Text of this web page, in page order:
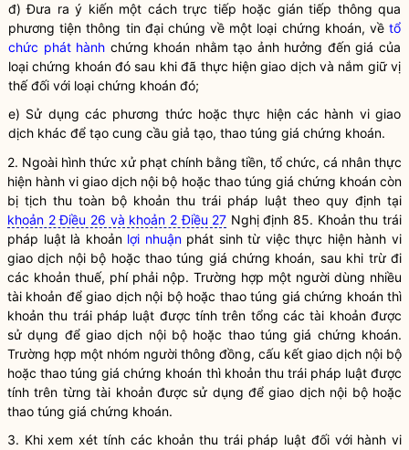
đ) Đưa ra ý kiến một cách trực tiếp hoặc gián tiếp thông qua
phương tiện thông tin đại chúng về một loại chứng khoán, vềtổ
chức phát hành chứng khoán nhằm tạo ảnh hưởng đến giá của
loạichứng khoánđó sau khi đã thực hiện giao dịch và nắm giữ vị
thế đối với loại chứng khoán đó;
e) Sử dụng các phương thức hoặc thực hiện các hành vi giao
dịch khác để tạo cung cầu giả tạo, thao túng giá chứng khoán.
2. Ngoài hình thức xử phạt chính bằng tiền, tổ chức, cá nhân thực
hiện hành vi giao dịch nội bộ hoặc thao túng giá chứng khoáncòn
bị tịch thu toàn bộ khoản thu trái pháp luật theo quy định tại
khoản 2 Điều 26 và khoản 2 Điều 27 Nghị định 85. Khoản thu trái
pháp luậtlà khoản lợi nhuậnphát sinh từ việc thực hiện hành vi
giao dịch nội bộ hoặc thao túng giáchứng khoán, sau khi trừ đi
các khoản thuế, phí phải nộp. Trường hợp một người dùng nhiều
tài khoản để giao dịch nội bộ hoặc thao túng giáchứng khoánthì
khoản thu trái pháp luật được tính trên tổng các tài khoản được
sử dụng để giao dịch nội bộ hoặc thao túng giá chứng khoán.
Trường hợp một nhóm người thông đồng, cấu kết giao dịch nội bộ
hoặc thao túng giáchứng khoán thì khoản thu trái pháp luậtđược
tính trên từng tài khoản được sử dụng để giao dịch nội bộ hoặc
thao túng giá chứng khoán.
3. Khi xem xét tính các khoản thu trái pháp luật đối với hành vi